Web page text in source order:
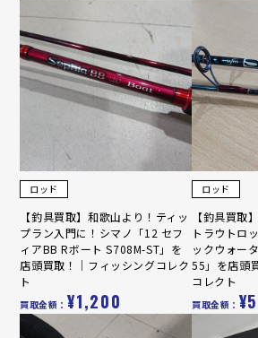
ロッド
【釣具買取】和歌山より！ティッ
プラン入門に！シマノ「12 セフ
ィアBB Rボート S708M-ST」を
店頭買取！｜フィッシングコレク
ト
買取金額： ¥1,200
ロッド
【釣具買取
トラウトロ
ックウォー
55」を店頭
コレクト
買取金額：